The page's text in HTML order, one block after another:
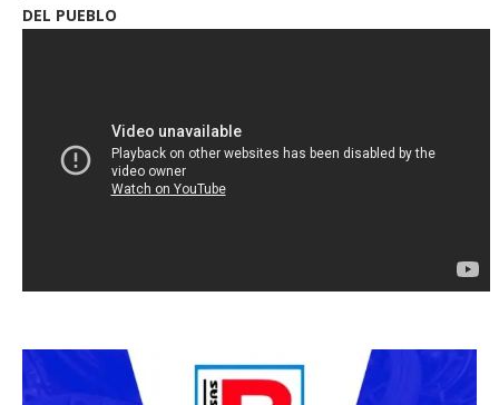
DEL PUEBLO